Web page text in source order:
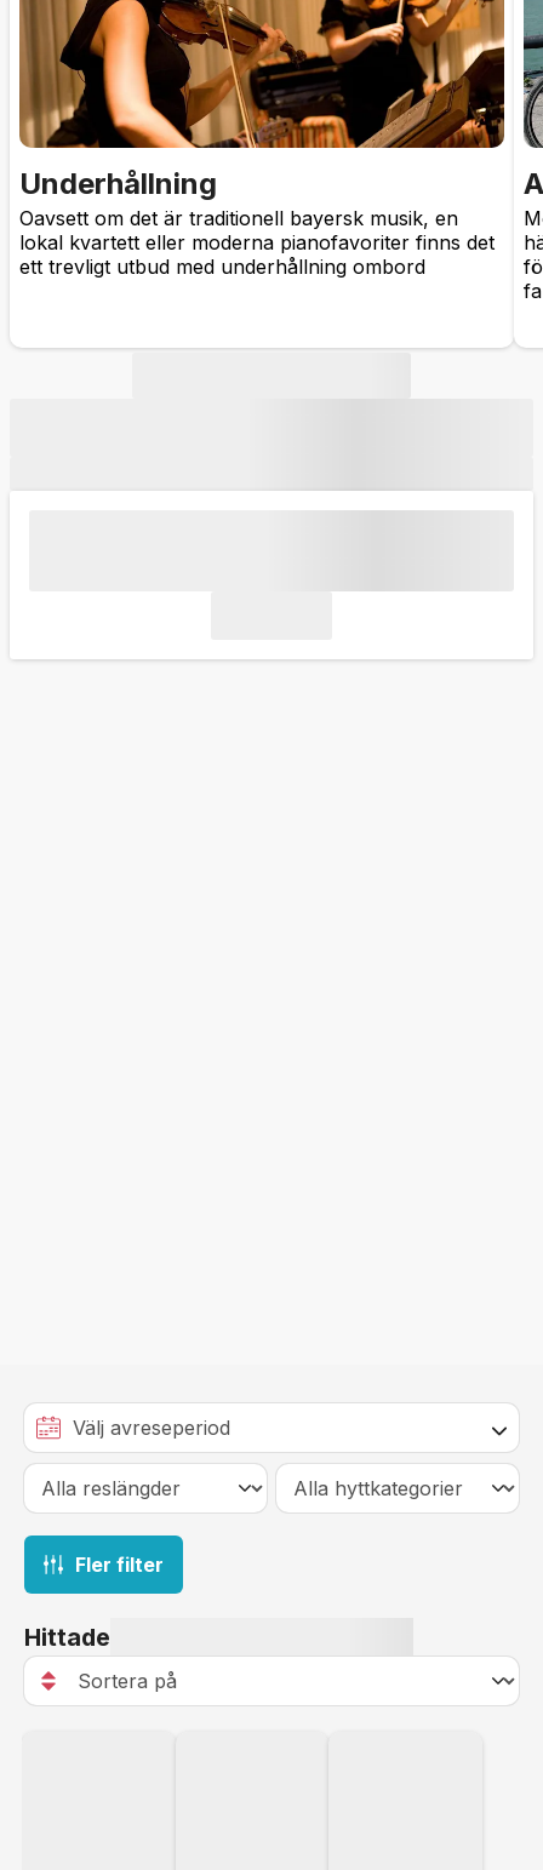
Underhållning
Oavsett om det är traditionell bayersk musik, en
lokal kvartett eller moderna pianofavoriter finns det
ett trevligt utbud med underhållning ombord
Fler filter
Hittade